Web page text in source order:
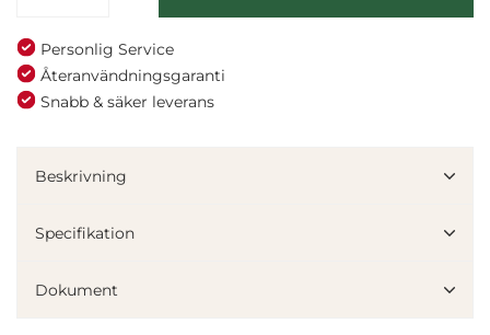
Personlig Service
Återanvändningsgaranti
Snabb & säker leverans
Beskrivning
Specifikation
Dokument